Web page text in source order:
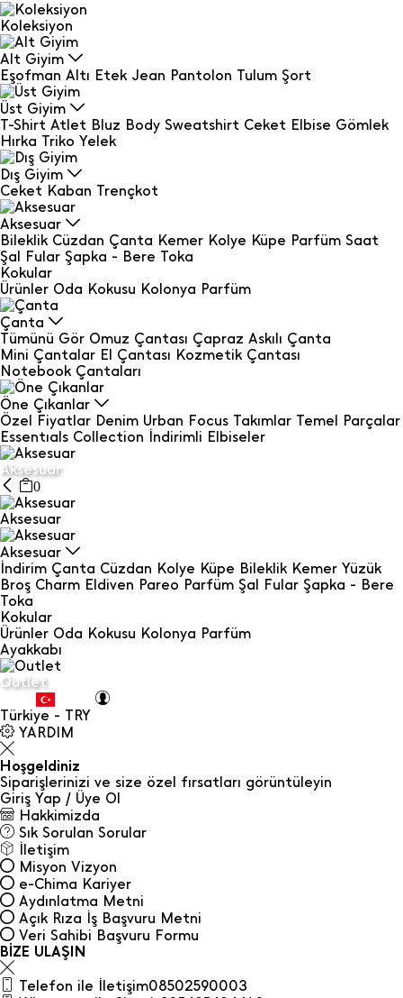
Koleksiyon
Alt Giyim
Eşofman Altı Etek Jean Pantolon Tulum Şort
Üst Giyim
T-Shirt Atlet Bluz Body Sweatshirt Ceket Elbise Gömlek
Hırka Triko Yelek
Dış Giyim
Ceket Kaban Trençkot
Aksesuar
Bileklik Cüzdan Çanta Kemer Kolye Küpe Parfüm Saat
Şal Fular Şapka - Bere Toka
Kokular
Ürünler Oda Kokusu Kolonya Parfüm
Çanta
Tümünü Gör Omuz Çantası Çapraz Askılı Çanta
Mini Çantalar El Çantası Kozmetik Çantası
Notebook Çantaları
Öne Çıkanlar
Özel Fiyatlar Denim Urban Focus Takımlar Temel Parçalar
Essentıals Collection İndirimli Elbiseler
Aksesuar
0
Aksesuar
Aksesuar
İndirim Çanta Cüzdan Kolye Küpe Bileklik Kemer Yüzük
Broş Charm Eldiven Pareo Parfüm Şal Fular Şapka - Bere
Toka
Kokular
Ürünler Oda Kokusu Kolonya Parfüm
Ayakkabı
Outlet
Türkiye - TRY
YARDIM
Hoşgeldiniz
Siparişlerinizi ve size özel fırsatları görüntüleyin
Giriş Yap / Üye Ol
Hakkimizda
Sık Sorulan Sorular
İletişim
Misyon Vizyon
e-Chima Kariyer
Aydınlatma Metni
Açık Rıza İş Başvuru Metni
Veri Sahibi Başvuru Formu
BİZE ULAŞIN
Telefon ile İletişim08502590003